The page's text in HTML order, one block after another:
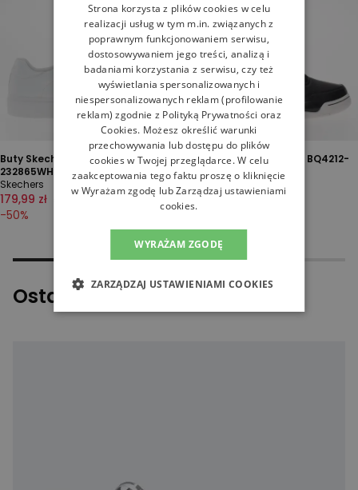
Buty Skechers Eden LX
232865WHT - białe
Skechers
179,99 zł
359,99 zł
-50%
Buty Nike Flight Legacy BQ4212-
002 - czarne
Sneakersy
429,99 zł 629,99 zł
Ostatnio oglądane
Strona korzysta z plików cookies w celu
realizacji usług w tym m.in. związanych z
poprawnym funkcjonowaniem serwisu,
dostosowywaniem jego treści, analizą i
badaniami korzystania z serwisu, czy też
wyświetlania spersonalizowanych i
niespersonalizowanych reklam (profilowanie
reklam) zgodnie z Polityką Prywatności oraz
Cookies. Możesz określić warunki
przechowywania lub dostępu do plików
cookies w Twojej przeglądarce. W celu
zaakceptowania tego faktu proszę o kliknięcie
w Wyrażam zgodę lub Zarządzaj ustawieniami
cookies.
WYRAŻAM ZGODĘ
ZARZĄDZAJ USTAWIENIAMI COOKIES